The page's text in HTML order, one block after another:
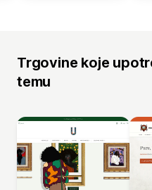
Trgovine koje
temu